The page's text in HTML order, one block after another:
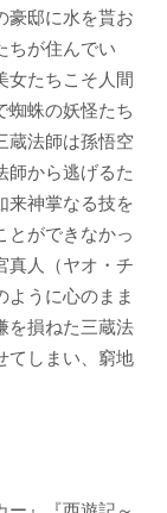
豪邸に水を貰お
ちが住んでい
女たちこそ人間
蜘蛛の妖怪たち
蔵法師は孫悟空
師から逃げるた
来神掌なる技を
とができなかっ
真人（ヤオ・チ
ように心のまま
を損ねた三蔵法
てしまい、窮地